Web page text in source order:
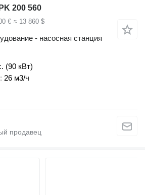
200 560
€ ≈ 13 860 $
- насосная станция
(90 кВт)
26 м3/ч